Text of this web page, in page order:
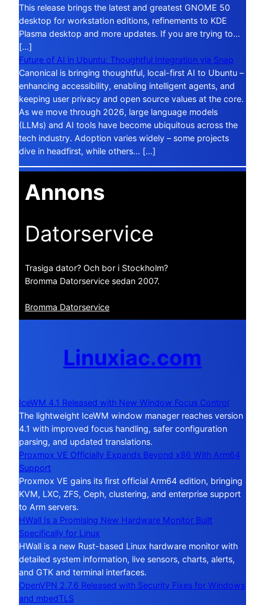
This release brings the latest and greatest GNOME 50
desktop for workstation editions, refinements to KDE
Plasma desktop and more updates. If you are trying to…
[…]
Future of AI in Ubuntu: Thoughtful Integration via Snap
Canonical is bringing thoughtful, local-first AI to Ubuntu –
enhancing accessibility, enabling intelligent agents, and
keeping user privacy and open source values at the core.
As we move through 2026, large language models
(LLMs) and AI tools have become ubiquitous across the
tech industry. Adoption varies widely – some projects
dive in headfirst, while others… […]
Annons
Datorservice
Trasiga dator? Och bor i Stockholm?
Bromma Datorservice sedan 2007.
Bromma Datorservice
Linuxiac.com
IceWM 4.1 Released with New Window Focus Control
The lightweight IceWM window manager reaches version
4.1 with improved focus handling, safer configuration
parsing, and updated translations.
Proxmox VE Officially Expands Beyond x86 With Arm64
Support
Proxmox VE gains its first official Arm64 edition, bringing
KVM, LXC, ZFS, Ceph, clustering, and enterprise support
to Arm servers.
HWall Is a Promising New Hardware Monitor Built
Specifically for Linux
HWall is a new Rust-based Linux hardware monitor with
detailed system information, live sensors, charts, alerts,
and GTK and terminal interfaces.
OpenVPN 2.7.6 Released with Security Fixes for Windows
and mbedTLS